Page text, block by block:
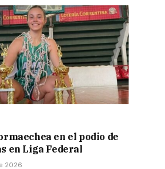
en el podio de
en Liga Federal
2026